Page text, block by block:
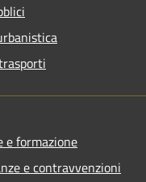
e formazione
e contravvenzioni